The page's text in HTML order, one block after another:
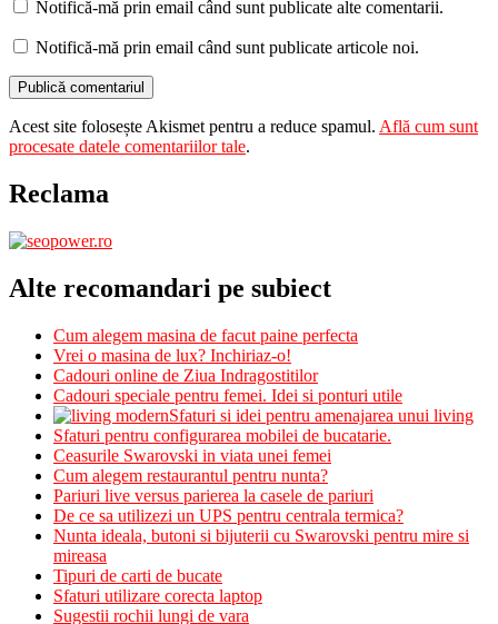
Notifică-mă prin email când sunt publicate alte comentarii.
Notifică-mă prin email când sunt publicate articole noi.
Acest site folosește Akismet pentru a reduce spamul. Află cum sunt
procesate datele comentariilor tale.
Reclama
Alte recomandari pe subiect
Cum alegem masina de facut paine perfecta
Vrei o masina de lux? Inchiriaz-o!
Cadouri online de Ziua Indragostitilor
Cadouri speciale pentru femei. Idei si ponturi utile
Sfaturi si idei pentru amenajarea unui living
Sfaturi pentru configurarea mobilei de bucatarie.
Ceasurile Swarovski in viata unei femei
Cum alegem restaurantul pentru nunta?
Pariuri live versus parierea la casele de pariuri
De ce sa utilizezi un UPS pentru centrala termica?
Nunta ideala, butoni si bijuterii cu Swarovski pentru mire si
mireasa
Tipuri de carti de bucate
Sfaturi utilizare corecta laptop
Sugestii rochii lungi de vara